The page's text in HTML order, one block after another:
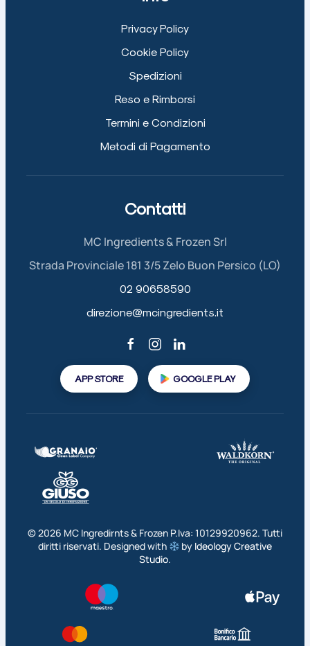
Privacy Policy
Cookie Policy
Spedizioni
Reso e Rimborsi
Termini e Condizioni
Metodi di Pagamento
Contatti
MC Ingredients & Frozen Srl
Strada Provinciale 181 3/5 Zelo Buon Persico (LO)
02 90658590
direzione@mcingredients.it
APP STORE GOOGLE PLAY
©2026 MC Ingredirnts & Frozen P.Iva: 10129920962. Tutti
diritti riservati. Designed with
by Ideology Creative
Studio.